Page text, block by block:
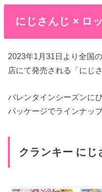
にじさんじ × ロ
2023年1月31日より全国
店にて発売される「にじ
バレンタインシーズンに
パッケージでラインナッ
クランキー にじ